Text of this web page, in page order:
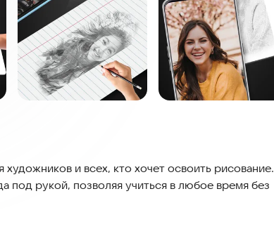
и всех, кто хочет освоить рисование.
под рукой, позволяя учиться в любое время без
или картины на бумагу. Вы кладете кальку